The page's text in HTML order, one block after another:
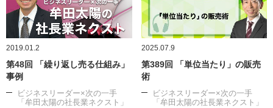
2019.01.2
第48回 「繰り返し売る仕組み」
事例
ビジネスリーダー×次の一手
「牟田太陽の社長業ネクスト」
2025.07.9
第389回 「単位当たり」の販売
術
ビジネスリーダー×次の一手
「牟田太陽の社長業ネクスト」